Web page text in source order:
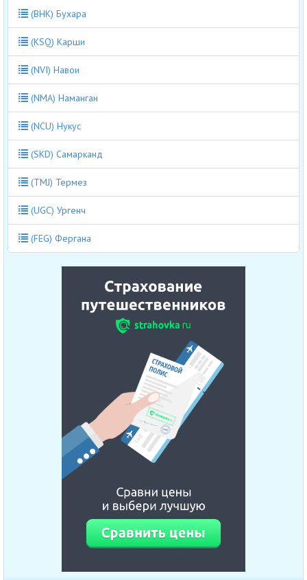
(BHK) Бухара
(KSQ) Карши
(NVI) Навои
(NMA) Наманган
(NCU) Нукус
(SKD) Самарканд
(TMJ) Термез
(UGC) Ургенч
(FEG) Фергана